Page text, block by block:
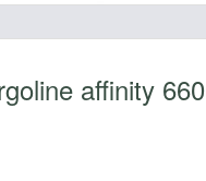
affinity 660